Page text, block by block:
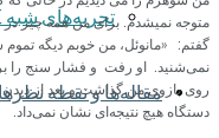
تجربه‌های شبه NDE غیرایرانی
مقاله‌ها و نقطه
متوجه نمیشدم. برای من همه چیز
گفتم: «مانوئل، من خوبم دیگه
نمی‌شنید. او رفت و فشار سنج را
روی بازوی من گذاشت و بعد از دیدن
دستگاه هیچ نتیجه‌ای نشان نمی‌داد.